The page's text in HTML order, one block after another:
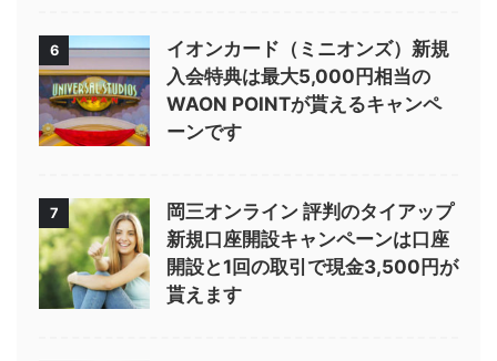
6
イオンカード（ミニオンズ）新規
入会特典は最大5,000円相当の
WAON POINTが貰えるキャンペ
ーンです
7
岡三オンライン 評判のタイアップ
新規口座開設キャンペーンは口座
開設と1回の取引で現金3,500円が
貰えます